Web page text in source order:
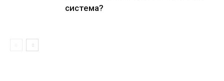
система?